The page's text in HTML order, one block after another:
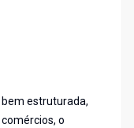
estruturada,
o